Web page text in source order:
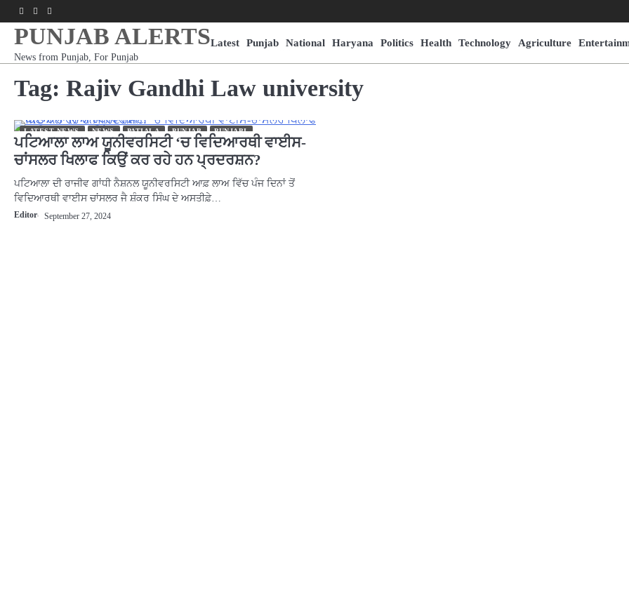
to
content
Facebook
YoutubeInstagram
PUNJAB ALERTS
News from Punjab, For Punjab
Latest Punjab National Haryana Politics Health Technology Agriculture
Tag: Rajiv Gandhi Law university
LATEST NEWS NEWS PATIALA PUNJAB PUNJABI
ਪਟਿਆਲਾ ਲਾਅ ਯੂਨੀਵਰਸਿਟੀ ‘ਚ ਵਿਦਿਆਰਥੀ ਵਾਈਸ-
ਚਾਂਸਲਰ ਖਿਲਾਫ ਕਿਉਂ ਕਰ ਰਹੇ ਹਨ ਪ੍ਰਦਰਸ਼ਨ?
ਪਟਿਆਲਾ ਦੀ ਰਾਜੀਵ ਗਾਂਧੀ ਨੈਸ਼ਨਲ ਯੂਨੀਵਰਸਿਟੀ ਆਫ਼ ਲਾਅ ਵਿੱਚ ਪੰਜ ਦਿਨਾਂ ਤੋਂ
ਵਿਦਿਆਰਥੀ ਵਾਈਸ ਚਾਂਸਲਰ ਜੈ ਸ਼ੰਕਰ ਸਿੰਘ ਦੇ ਅਸਤੀਫ਼ੇ…
Editor September 27, 2024